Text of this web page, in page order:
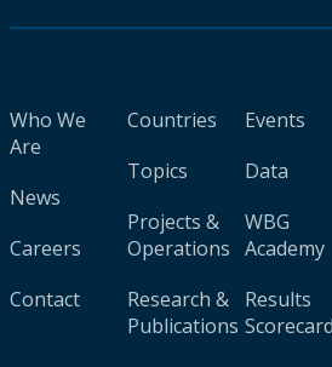
Who We
Are
News
Careers
Contact
Countries
Topics
Projects &
Operations
Research &
Publications
Events
Data
WBG
Academy
Results
Scorecard